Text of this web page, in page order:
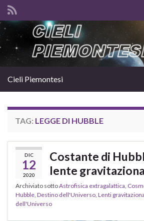
Search for:
Cieli Piemontesi
TAG: LEGGE DI HUBBLE
DIC
12
2020
Costante di
lente
Archiviato sottoAstrofisica extragalattica,
Hubble, Destino dell'Universo, Lenti
dell'Universo